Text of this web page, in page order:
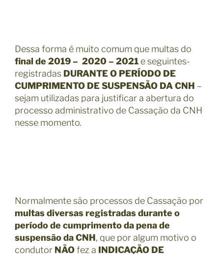
Dessa forma é muito comum que multas do
final de 2019 – 2020 – 2021 e seguintes-
registradas DURANTE O PERÍODO DE
CUMPRIMENTO DE SUSPENSÃO DA CNH –
sejam utilizadas para justificar a abertura do
processo administrativo de Cassação da CNH
nesse momento.
Normalmente são processos de Cassação por
multas diversas registradas durante o
período de cumprimento da pena de
suspensão da CNH, que por algum motivo o
condutor NÃOfez a INDICAÇÃO DE